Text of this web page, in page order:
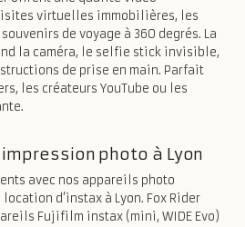
virtuelles immobilières, les
de voyage à 360 degrés. La
la caméra, le selfie stick invisible,
de prise en main. Parfait
les créateurs YouTube ou les
photo à Lyon
avec nos appareils photo
d’instax à Lyon. Fox Rider
Fujifilm instax (mini, WIDE Evo)